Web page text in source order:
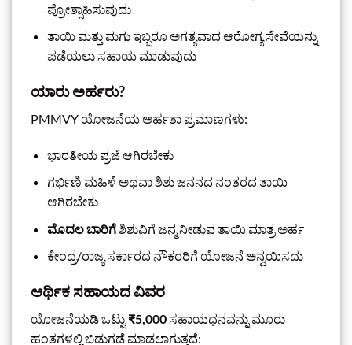
ಪ್ರೋತ್ಸಾಹಿಸುವುದು
ತಾಯಿ ಮತ್ತು ಮಗು ಇಬ್ಬರೂ ಅಗತ್ಯವಾದ ಆರೋಗ್ಯ ಸೇವೆಯನ್ನು
ಪಡೆಯಲು ಸಹಾಯ ಮಾಡುವುದು
ಯಾರು ಅರ್ಹರು?
PMMVY ಯೋಜನೆಯ ಅರ್ಹತಾ ಪ್ರಮಾಣಗಳು:
ಭಾರತೀಯ ಪ್ರಜೆ ಆಗಿರಬೇಕು
ಗರ್ಭಿಣಿ ಮಹಿಳೆ ಅಥವಾ ಶಿಶು ಜನನದ ನಂತರದ ತಾಯಿ
ಆಗಿರಬೇಕು
ಮೊದಲ ಬಾರಿಗೆಶಿಶುವಿಗೆ ಜನ್ಮ ನೀಡುವ ತಾಯಿ ಮಾತ್ರ ಅರ್ಹ
ಕೇಂದ್ರ/ರಾಜ್ಯ ಸರ್ಕಾರದ ನೌಕರರಿಗೆ ಯೋಜನೆ ಅನ್ವಯಿಸದು
ಆರ್ಥಿಕ ಸಹಾಯದ ವಿವರ
ಯೋಜನೆಯಡಿ ಒಟ್ಟು ₹5,000 ಸಹಾಯಧನವನ್ನು ಮೂರು
ಹಂತಗಳಲ್ಲಿ ಬಿಡುಗಡೆ ಮಾಡಲಾಗುತ್ತದೆ: